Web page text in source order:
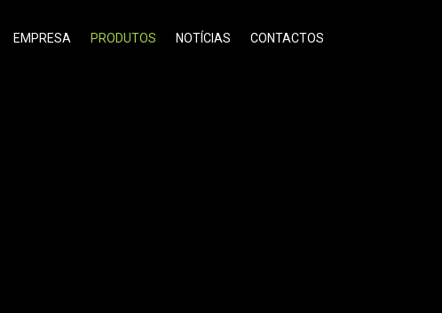
EMPRESA PRODUTOS NOTÍCIAS CONTACTOS